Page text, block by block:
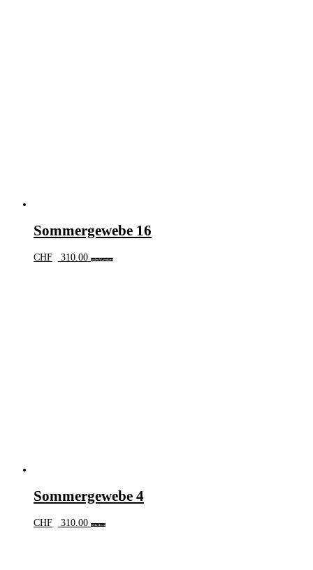
Sommergewebe 16
CHF 310.00 In den Warenkorb
Sommergewebe 4
CHF 310.00 Weiterlesen